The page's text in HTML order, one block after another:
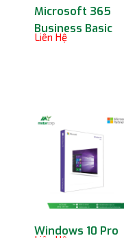
Microsoft 365
Business Basic
Liên Hệ
Windows 10 Pro